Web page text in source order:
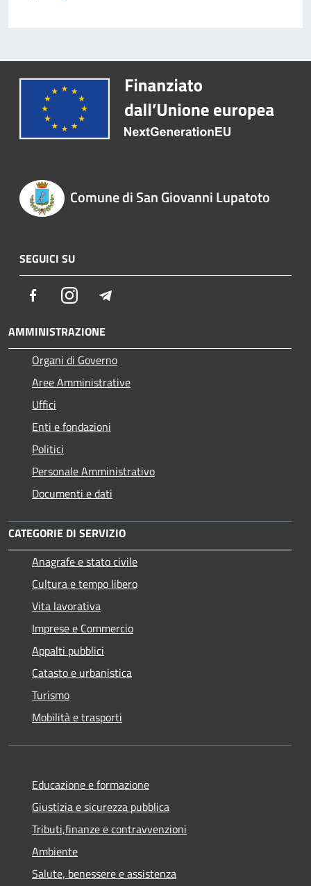
Comune di San Giovanni Lupatoto
SEGUICI SU
FacebookInstagram
AMMINISTRAZIONE
Organi di Governo
Aree Amministrative
Uffici
Enti e fondazioni
Politici
Personale Amministrativo
Documenti e dati
CATEGORIE DI SERVIZIO
Anagrafe e stato civile
Cultura e tempo libero
Vita lavorativa
Imprese e Commercio
Appalti pubblici
Catasto e urbanistica
Turismo
Mobilità e trasporti
Educazione e formazione
Giustizia e sicurezza pubblica
Tributi,finanze e contravvenzioni
Ambiente
Salute, benessere e assistenza